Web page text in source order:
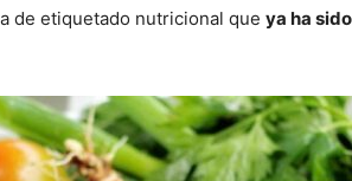
de etiquetado nutricional que ya ha